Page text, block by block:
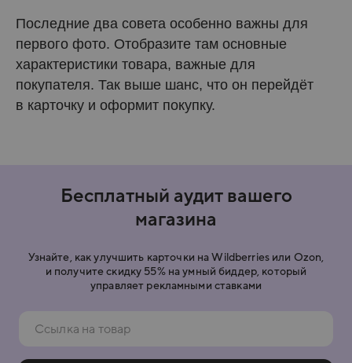
Последние два совета особенно важны для
первого фото. Отобразите там основные
характеристики товара, важные для
покупателя. Так выше шанс, что он перейдёт
в карточку и оформит покупку.